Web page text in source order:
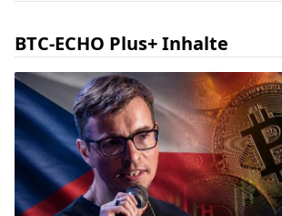
BTC-ECHO Plus+ Inhalte